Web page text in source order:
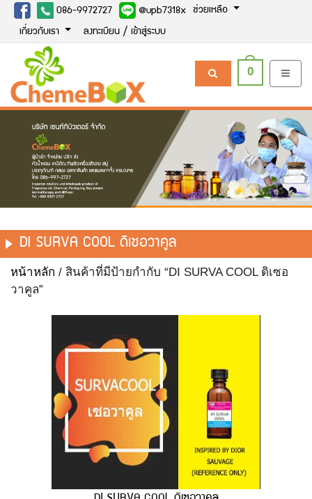
086-9972727 @upb7318x ช่วยเหลือ
เกี่ยวกับเรา ลงทะเบียน / เข้าสู่ระบบ
0
DI SURVA COOL ดิเซอวาคูล
หน้าหลัก / สินค้าที่มีป้ายกำกับ “DI SURVA COOL ดิเซอ
วาคูล”